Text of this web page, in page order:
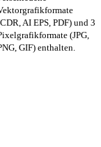
AI EPS, PDF) und 3
(JPG,
GIF) enthalten.